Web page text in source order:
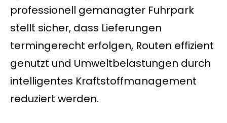
professionell gemanagter Fuhrpark
stellt sicher, dass Lieferungen
termingerecht erfolgen, Routen effizient
genutzt und Umweltbelastungen durch
intelligentes Kraftstoffmanagement
reduziert werden.